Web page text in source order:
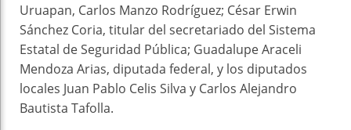
Uruapan, Carlos Manzo Rodríguez; César Erwin
Sánchez Coria, titular del secretariado del Sistema
Estatal de Seguridad Pública; Guadalupe Araceli
Mendoza Arias, diputada federal, y los diputados
locales Juan Pablo Celis Silva y Carlos Alejandro
Bautista Tafolla.